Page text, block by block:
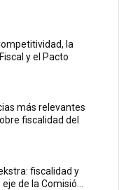
la
y el Pacto
más relevantes
fiscalidad del
fiscalidad y
de la Comisió...